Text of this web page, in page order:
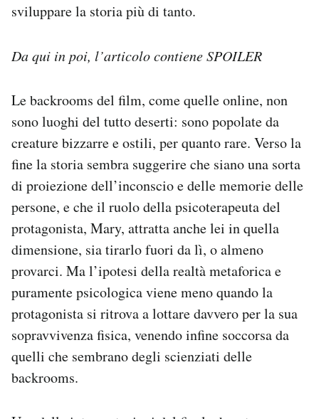
sviluppare la storia più di tanto.
Da qui in poi, l’articolo contiene SPOILER
Le backrooms del film, come quelle online, non
sono luoghi del tutto deserti: sono popolate da
creature bizzarre e ostili, per quanto rare. Verso la
fine la storia sembra suggerire che siano una sorta
di proiezione dell’inconscio e delle memorie delle
persone, e che il ruolo della psicoterapeuta del
protagonista, Mary, attratta anche lei in quella
dimensione, sia tirarlo fuori da lì, o almeno
provarci. Ma l’ipotesi della realtà metaforica e
puramente psicologica viene meno quando la
protagonista si ritrova a lottare davvero per la sua
sopravvivenza fisica, venendo infine soccorsa da
quelli che sembrano degli scienziati delle
backrooms.